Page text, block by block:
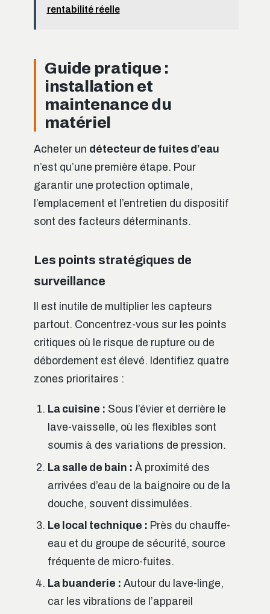
rentabilité réelle
Guide pratique :
installation et
maintenance du
matériel
Acheter un détecteur de fuites d’eau
n’est qu’une première étape. Pour
garantir une protection optimale,
l’emplacement et l’entretien du dispositif
sont des facteurs déterminants.
Les points stratégiques de
surveillance
Il est inutile de multiplier les capteurs
partout. Concentrez-vous sur les points
critiques où le risque de rupture ou de
débordement est élevé. Identifiez quatre
zones prioritaires :
La cuisine : Sous l’évier et derrière le
lave-vaisselle, où les flexibles sont
soumis à des variations de pression.
La salle de bain : À proximité des
arrivées d’eau de la baignoire ou de la
douche, souvent dissimulées.
Le local technique : Près du chauffe-
eau et du groupe de sécurité, source
fréquente de micro-fuites.
La buanderie : Autour du lave-linge,
car les vibrations de l’appareil